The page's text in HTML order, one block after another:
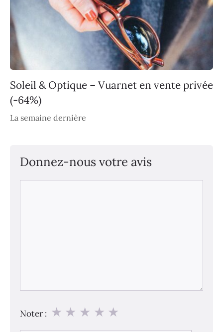
Soleil & Optique – Vuarnet en vente privée
(-64%)
La semaine dernière
Donnez-nous votre avis
Noter : ★
★
★
★
★